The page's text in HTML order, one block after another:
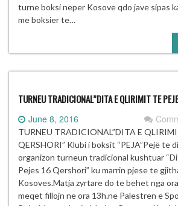
turne boksi neper Kosove qdo jave sipas
me boksier te…
TURNEU TRADICIONAL”DITA E QLIRIMIT TE
June 8, 2016
TURNEU TRADICIONAL”DITA E
QERSHORI” Klubi i boksit “PEJA”Pejë te
organizon turneun tradicional kushtuar
Pejes 16 Qershori” ku marrin pjese te
Kosoves.Matja zyrtare do te behet nga
meqet fillojn ne ora 13h.ne Palestren e